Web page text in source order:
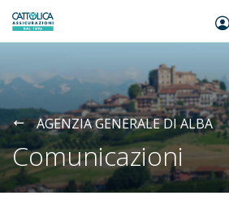
Generali logo
AGENZIA GENERALE DI ALBA
Comunicazioni